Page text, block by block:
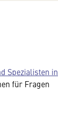
Spezialisten in
für Fragen